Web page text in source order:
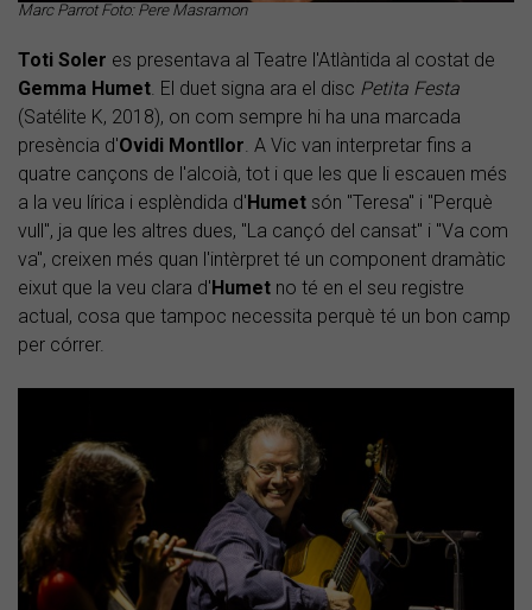
Marc Parrot Foto: Pere Masramon
Toti Soler es presentava al Teatre l'Atlàntida al costat de
Gemma Humet. El duet signa ara el disc Petita Festa
(Satélite K, 2018), on com sempre hi ha una marcada
presència d'Ovidi Montllor. A Vic van interpretar fins a
quatre cançons de l'alcoià, tot i que les que li escauen més
a la veu lírica i esplèndida d' Humet són "Teresa" i "Perquè
vull", ja que les altres dues, "La cançó del cansat" i "Va com
va", creixen més quan l'intèrpret té un component dramàtic
eixut que la veu clara d' Humet no té en el seu registre
actual, cosa que tampoc necessita perquè té un bon camp
per córrer.